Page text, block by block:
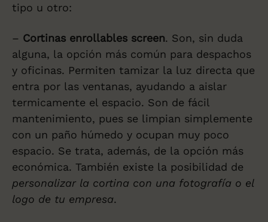
tipo u otro:
– Cortinas enrollables screen. Son, sin duda
alguna, la opción más común para despachos
y oficinas. Permiten tamizar la luz directa que
entra por las ventanas, ayudando a aislar
termicamente el espacio. Son de fácil
mantenimiento, pues se limpian simplemente
con un paño húmedo y ocupan muy poco
espacio. Se trata, además, de la opción más
económica. También existe la posibilidad de
personalizar la cortina con una fotografía o el
logo de tu empresa.